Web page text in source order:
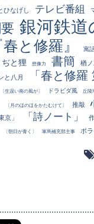
ひなげし テレビ番組
銀河鉄道
春と修羅』 寓
と狸 想像力 書簡 楢
と八月 「春と修羅
〔生温い南の風が〕 ドラビダ風 丘陵
〔月のほのほをかたむけて〕 推敲
京」 「詩ノート」
〔朝日が青く〕 軍馬補充部主事 ポ